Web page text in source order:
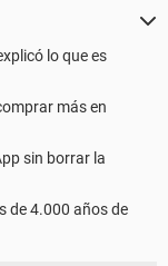
lo que es
más en
sin borrar la
de 4.000 años de